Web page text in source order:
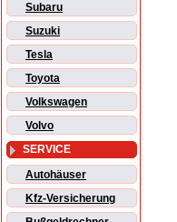
Subaru
Suzuki
Tesla
Toyota
Volkswagen
Volvo
SERVICE
Autohäuser
Kfz-Versicherung